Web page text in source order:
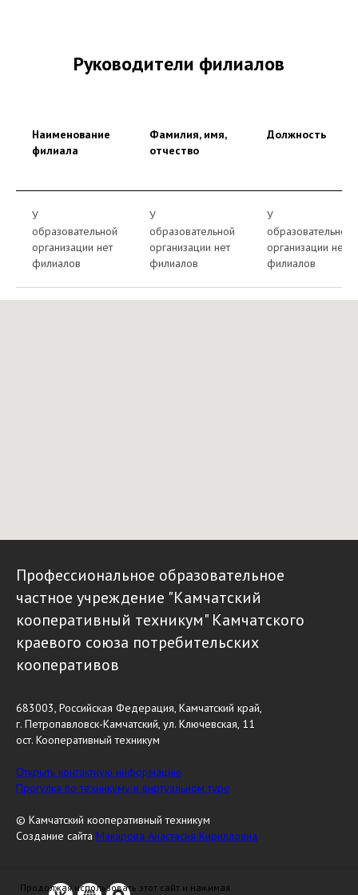
Продолжая использовать этот сайт и нажимая
Руководители филиалов
Наименование
филиала
Фамилия, имя,
отчество
Должность
У
образовательной
организации нет
филиалов
У
образовательной
организации нет
филиалов
У
образовательной
организации нет
филиалов
Профессиональное образовательное
частное учреждение "Камчатский
кооперативный техникум" Камчатского
краевого союза потребительских
кооперативов
683003, Российская Федерация, Камчатский край,
г. Петропавловск-Камчатский, ул. Ключевская, 11
ост. Кооперативный техникум
Открыть контактную информацию
Прогулка по техникуму в виртуальном туре
© Камчатский кооперативный техникум
Создание сайта Макарова Анастасия Кирилловна